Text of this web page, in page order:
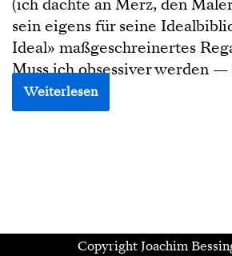
(ich dachte an Merz, den
sein eigens für seine
Ideal» maßgeschreinertes
Muss ich obsessiver werden —
Weiterlesen
Copyright Joachim